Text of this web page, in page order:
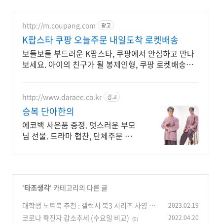
http://m.coupang.com 광고
K팝스타 쿠팡 오늘주문 내일도착 로켓배송
보들보들 부드러운 K팝스타, 쿠팡에서 안심하고 만나
보세요. 아이의 친구가 될 봉제인형, 쿠팡 로켓배송으
http://www.daraee.co.kr 광고
승복 단아한의
에코백 사은품 증정. 멋스러운 부모
님 선물. 드라마 협찬, 단체주문 자수
'타조생각' 카테고리의 다른 글
대학생 노트북 추천 : 갤럭시 북3 시리즈 사양 비
교 (울트라, 프로 360, 프로, 360)
(6)
2023.02.19
코로나 확진자 감소추세 (수요일 비교) (0) 2022.04.20